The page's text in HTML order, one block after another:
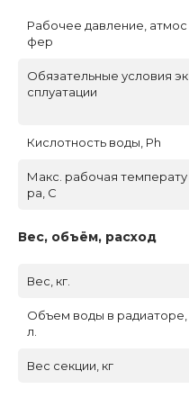
Рабочее давление, атмос
фер
Обязательные условия эк
сплуатации
Кислотность воды, Ph
Макс. рабочая температу
ра, C
Вес, объём, расход
Вес, кг.
Объем воды в радиаторе,
л.
Вес секции, кг